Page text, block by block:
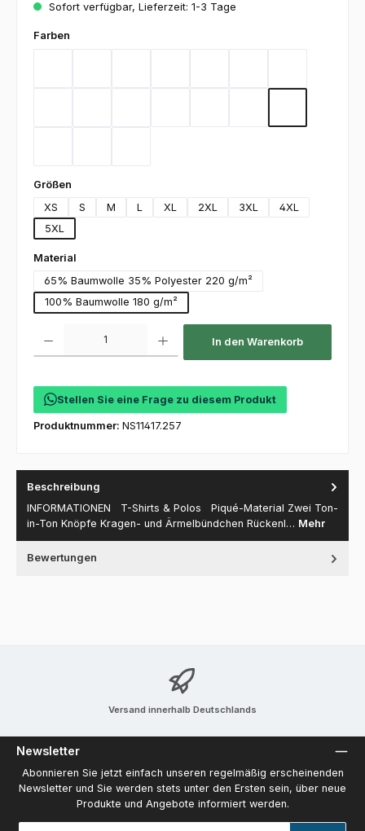
Sofort verfügbar, Lieferzeit: 1-3 Tage
Farben
Größen
XS
S M L XL 2XL 3XL
4XL
5XL
Material
65% Baumwolle 35% Polyester 220 g/m²
100% Baumwolle 180 g/m²
In den Warenkorb
Stellen Sie eine Frage zu diesem Produkt
Produktnummer: NS11417.257
Beschreibung
INFORMATIONEN T-Shirts & Polos Piqué-Material Zwei Ton-
in-Ton Knöpfe Kragen- und Ärmelbündchen Rückenl… Mehr
Bewertungen
Versand innerhalb Deutschlands
Newsletter
Abonnieren Sie jetzt einfach unseren regelmäßig erscheinenden
Newsletter und Sie werden stets unter den Ersten sein, über neue
Produkte und Angebote informiert werden.